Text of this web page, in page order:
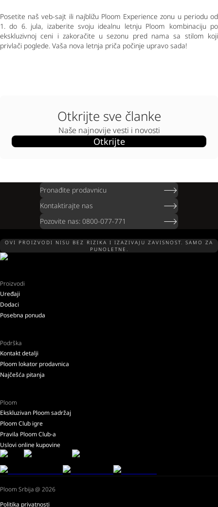
Posetite naš veb-sajt ili najbližu Ploom Experience zonu u periodu od
1. do 6. jula, izaberite svoju idealnu letnju Ploom kombinaciju po
ekskluzivnoj ceni i zakoračite u sezonu pred nama sa stilom koji
privlači poglede. Vaša nova letnja priča počinje upravo sada!
Otkrijte sve članke
Naše najnovije vesti i novosti
Otkrijte
Pronađite prodavnicu
Kontaktirajte nas
Pozovite nas: 0800-077-771
OVI PROIZVODI NISU BEZ RIZIKA I IZAZIVAJU ZAVISNOST. SAMO ZA
PUNOLETNE.
Proizvodi
Uređaji
Dodaci
Posebna ponuda
Podrška
Kontakt detalji
Ploom lokator prodavnica
Najčešća pitanja
Ploom
Ekskluzivan Ploom sadržaj
Ploom Club igre
Pravila Ploom Club-a
Uslovi online kupovine
Ploom Srbija @ 2026
Politika privatnosti